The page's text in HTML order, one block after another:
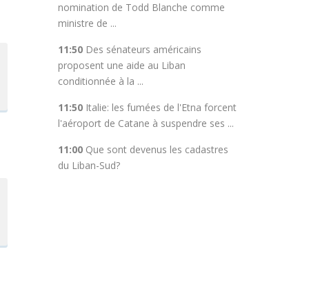
nomination de Todd Blanche comme
ministre de ...
11:50Des sénateurs américains
proposent une aide au Liban
conditionnée à la ...
11:50Italie: les fumées de l'Etna forcent
l'aéroport de Catane à suspendre ses ...
11:00Que sont devenus les cadastres
du Liban-Sud?